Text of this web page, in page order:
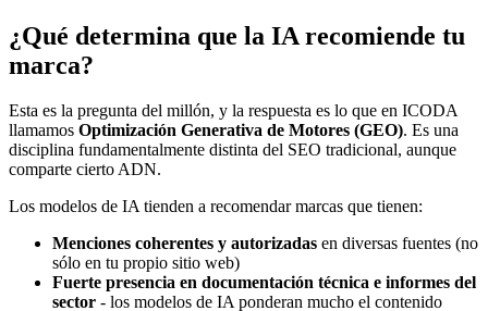
¿Qué determina que la IA recomiende tu
marca?
Esta es la pregunta del millón, y la respuesta es lo que en ICODA
llamamos Optimización Generativa de Motores (GEO). Es una
disciplina fundamentalmente distinta del SEO tradicional, aunque
comparte cierto ADN.
Los modelos de IA tienden a recomendar marcas que tienen:
Menciones coherentes y autorizadas en diversas fuentes (no
sólo en tu propio sitio web)
Fuerte presencia en documentación técnica e informes del
sector - los modelos de IA ponderan mucho el contenido